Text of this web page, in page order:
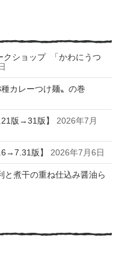
クショップ 「かわにうつ
カレーつけ麺〟の巻
版→31版】
2026年7月
版】 2026年7月6日
と煮干の重ね仕込み醤油ら